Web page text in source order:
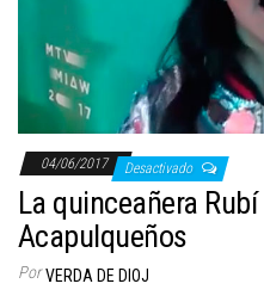
04/06/2017 Desactivado
La quinceañera
Acapulqueños
Por VERDA DE DIOJ